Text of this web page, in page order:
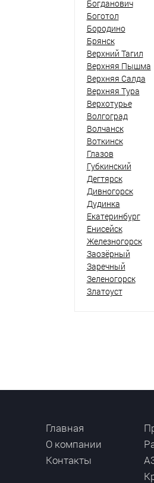
Богданович
Боготол
Бородино
Брянск
Верхний Тагил
Верхняя Пышма
Верхняя Салда
Верхняя Тура
Верхотурье
Волгоград
Волчанск
Воткинск
Глазов
Губкинский
Дегтярск
Дивногорск
Дудинка
Екатеринбург
Енисейск
Железногорск
Заозёрный
Заречный
Зеленогорск
Златоуст
Главная
О компании
Контакты